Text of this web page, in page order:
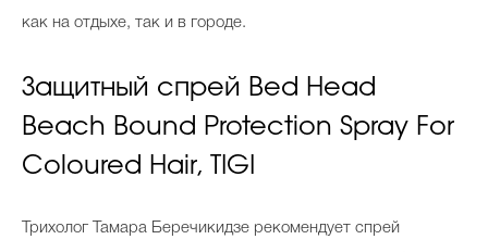
как на отдыхе, так и в городе.
Защитный спрей Bed Head
Beach Bound Protection Spray For
Coloured Hair, TIGI
Трихолог Тамара Беречикидзе рекомендует спрей